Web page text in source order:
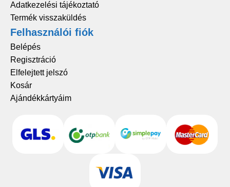
Adatkezelési tájékoztató
Termék visszaküldés
Felhasználói fiók
Belépés
Regisztráció
Elfelejtett jelszó
Kosár
Ajándékkártyáim